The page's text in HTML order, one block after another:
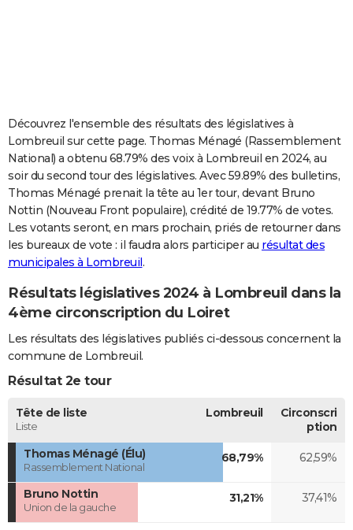
Carte de Noël
Carte Bonne année
Carte Saint-Valentin
Carte Pâques
Carte d'anniversaire
DICTIONNAIRE
Dictionnaire
Biographies
Citations
Expressions
Proverbes
PROGRAMME TV
COPAINS D'AVANT
S'inscrire
Se connecter
Lycées
Collèges
Primaires
Universités
Entreprises
Service militaire
Avis de recherche
AVIS DE DÉCÈS
Découvrez l'ensemble des résultats des législatives à
Lombreuil sur cette page. Thomas Ménagé (Rassemblement
National) a obtenu 68.79% des voix à Lombreuil en 2024, au
soir du second tour des législatives. Avec 59.89% des bulletins,
Thomas Ménagé prenait la tête au 1er tour, devant Bruno
Nottin (Nouveau Front populaire), crédité de 19.77% de votes.
Les votants seront, en mars prochain, priés de retourner dans
les bureaux de vote : il faudra alors participer au résultat des
municipales à Lombreuil.
Résultats législatives 2024 à Lombreuil dans la
4ème circonscription du Loiret
Les résultats des législatives publiés ci-dessous concernent la
commune de Lombreuil.
Résultat 2e tour
Tête de liste
Liste
Lombreuil
Circonscri
ption
Thomas Ménagé (Élu)
Rassemblement National
68,79% 62,59%
Bruno Nottin
Union de la gauche
31,21% 37,41%